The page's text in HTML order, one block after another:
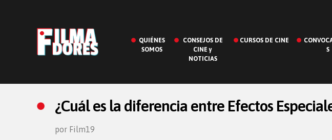
QUIÉNES
SOMOS
CONSEJOS DE
CINE y
NOTICIAS
CURSOS DE CINE
S
¿Cuál es la diferencia entre Efectos
por Film19